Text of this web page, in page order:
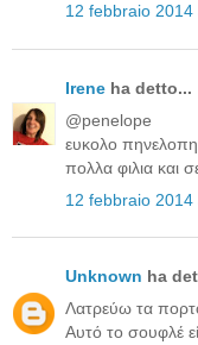
12 febbraio
Irene ha detto...
@penelope
ευκολο
πολλα φιλια και
12 febbraio
Unknown ha
Λατρεύω τα
Αυτό το σουφλέ